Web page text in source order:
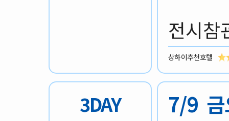
전시참
상하이추천호텔
3DAY 7/9 금